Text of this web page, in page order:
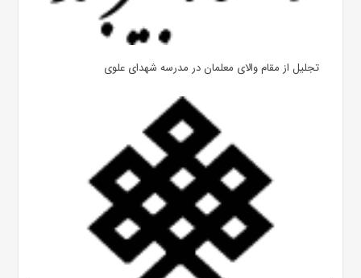
تجلیل از مقام والای معلمان در مدرسه شهدای علوی